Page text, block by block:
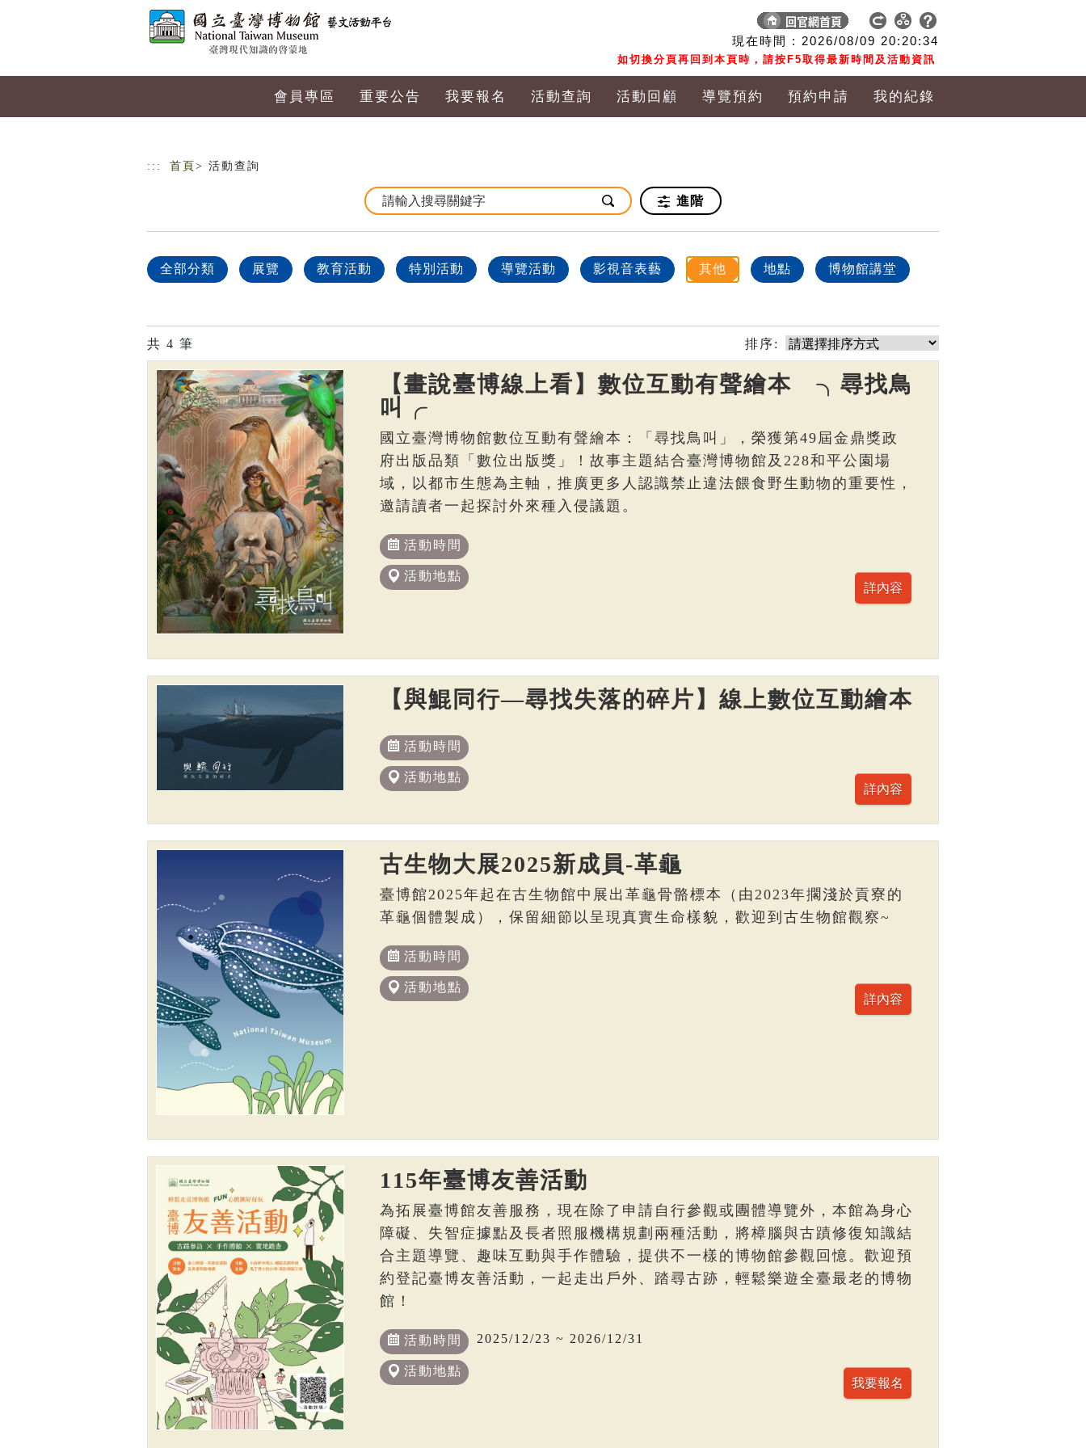
現在時間 : 2026/08/09 20:20:35
如切換分頁再回到本頁時，請按F5取得最新時間及活動資訊
會員專區 重要公告 我要報名 活動查詢 活動回顧 導覽預約 預約申請 我的紀錄
::: 首頁 > 活動查詢
進階
全部分類 展覽 教育活動 特別活動 導覽活動 影視音表藝 其他 地點 博物館講堂
共 4 筆 排序:
【畫說臺博線上看】數位互動有聲繪本 ╮尋找鳥
叫╭
國立臺灣博物館數位互動有聲繪本：「尋找鳥叫」，榮獲第49屆金鼎獎政
府出版品類「數位出版獎」！故事主題結合臺灣博物館及228和平公園場
域，以都市生態為主軸，推廣更多人認識禁止違法餵食野生動物的重要性，
邀請讀者一起探討外來種入侵議題。
活動時間
活動地點
【與鯤同行—尋找失落的碎片】線上數位互動繪本
活動時間
活動地點
古生物大展2025新成員-革龜
臺博館2025年起在古生物館中展出革龜骨骼標本（由2023年擱淺於貢寮的
革龜個體製成），保留細節以呈現真實生命樣貌，歡迎到古生物館觀察~
活動時間
活動地點
115年臺博友善活動
為拓展臺博館友善服務，現在除了申請自行參觀或團體導覽外，本館為身心
障礙、失智症據點及長者照服機構規劃兩種活動，將樟腦與古蹟修復知識結
合主題導覽、趣味互動與手作體驗，提供不一樣的博物館參觀回憶。歡迎預
約登記臺博友善活動，一起走出戶外、踏尋古跡，輕鬆樂遊全臺最老的博物
館！
活動時間 2025/12/23 ~ 2026/12/31
活動地點